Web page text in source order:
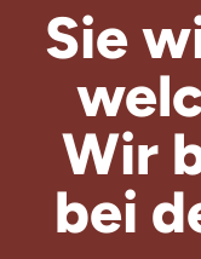
Sie
Wir
bei